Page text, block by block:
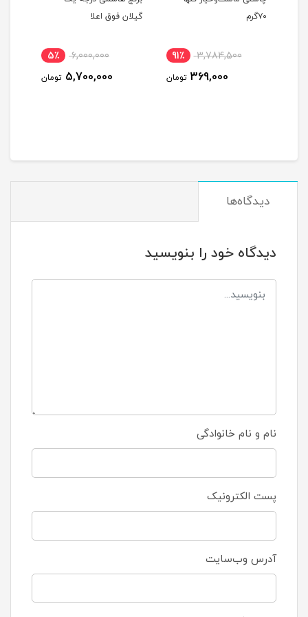
۷۰گرم
3,784,500 91٪
369,000 تومان
گیلان فوق اعلا
6,000,000 5٪
5,700,000 تومان
دیدگاه‌ها
دیدگاه خود را بنویسید
نام و نام خانوادگی
پست الکترونیک
آدرس وب‌سایت